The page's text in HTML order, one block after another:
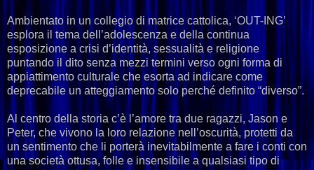
Ambientato in un collegio di matrice cattolica, ‘OUT-ING’
esplora il tema dell’adolescenza e della continua
esposizione a crisi d’identità, sessualità e religione
puntando il dito senza mezzi termini verso ogni forma di
appiattimento culturale che esorta ad indicare come
deprecabile un atteggiamento solo perché definito “diverso”.
Al centro della storia c’è l’amore tra due ragazzi, Jason e
Peter, che vivono la loro relazione nell’oscurità, protetti da
un sentimento che li porterà inevitabilmente a fare i conti con
una società ottusa, folle e insensibile a qualsiasi tipo di